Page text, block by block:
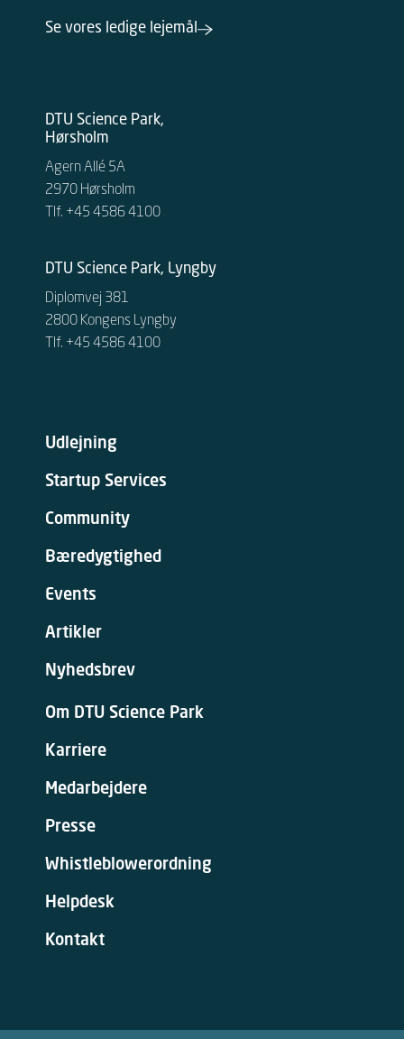
Se vores ledige lejemål
DTU Science Park,
Hørsholm
Agern Allé 5A
2970 Hørsholm
Tlf. +45 4586 4100
DTU Science Park, Lyngby
Diplomvej 381
2800 Kongens Lyngby
Tlf. +45 4586 4100
Udlejning
Startup Services
Community
Bæredygtighed
Events
Artikler
Nyhedsbrev
Om DTU Science Park
Karriere
Medarbejdere
Presse
Whistleblowerordning
Helpdesk
Kontakt